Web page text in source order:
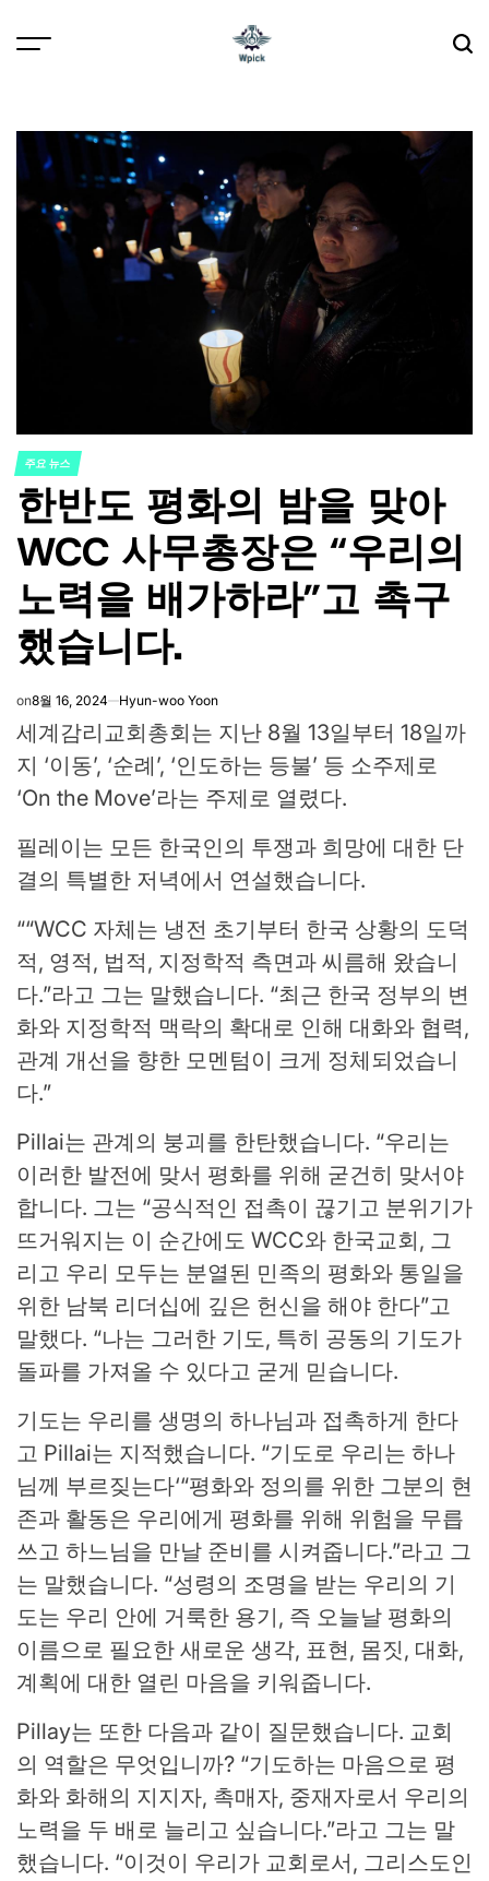
POSTED
IN
주요 뉴스
한반도 평화의 밤을 맞아
WCC 사무총장은 “우리의
노력을 배가하라”고 촉구
했습니다.
on8월 16, 2024 Hyun-woo Yoon
세계감리교회총회는 지난 8월 13일부터 18일까
지 ‘이동’, ‘순례’, ‘인도하는 등불’ 등 소주제로
‘On the Move’라는 주제로 열렸다.
필레이는 모든 한국인의 투쟁과 희망에 대한 단
결의 특별한 저녁에서 연설했습니다.
““WCC 자체는 냉전 초기부터 한국 상황의 도덕
적, 영적, 법적, 지정학적 측면과 씨름해 왔습니
다.”라고 그는 말했습니다. “최근 한국 정부의 변
화와 지정학적 맥락의 확대로 인해 대화와 협력,
관계 개선을 향한 모멘텀이 크게 정체되었습니
다.”
Pillai는 관계의 붕괴를 한탄했습니다. “우리는
이러한 발전에 맞서 평화를 위해 굳건히 맞서야
합니다. 그는 “공식적인 접촉이 끊기고 분위기가
뜨거워지는 이 순간에도 WCC와 한국교회, 그
리고 우리 모두는 분열된 민족의 평화와 통일을
위한 남북 리더십에 깊은 헌신을 해야 한다”고
말했다. “나는 그러한 기도, 특히 공동의 기도가
돌파를 가져올 수 있다고 굳게 믿습니다.
기도는 우리를 생명의 하나님과 접촉하게 한다
고 Pillai는 지적했습니다. “기도로 우리는 하나
님께 부르짖는다‘“평화와 정의를 위한 그분의 현
존과 활동은 우리에게 평화를 위해 위험을 무릅
쓰고 하느님을 만날 준비를 시켜줍니다.”라고 그
는 말했습니다. “성령의 조명을 받는 우리의 기
도는 우리 안에 거룩한 용기, 즉 오늘날 평화의
이름으로 필요한 새로운 생각, 표현, 몸짓, 대화,
계획에 대한 열린 마음을 키워줍니다.
Pillay는 또한 다음과 같이 질문했습니다. 교회
의 역할은 무엇입니까? “기도하는 마음으로 평
화와 화해의 지지자, 촉매자, 중재자로서 우리의
노력을 두 배로 늘리고 싶습니다.”라고 그는 말
했습니다. “이것이 우리가 교회로서, 그리스도인